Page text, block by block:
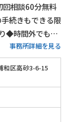
相談60分無料
続きもできる限
◆時間外でも相
り徒歩9分
事務所詳細を見る
和区高砂3-6-15